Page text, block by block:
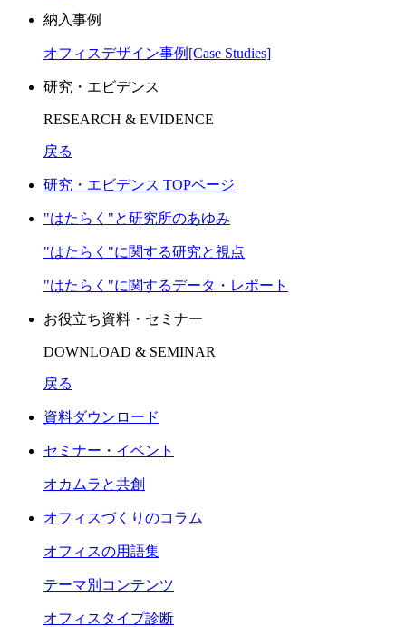
納入事例
オフィスデザイン事例[Case Studies]
研究・エビデンス
RESEARCH & EVIDENCE
戻る
研究・エビデンス TOPページ
"はたらく"と研究所のあゆみ
"はたらく"に関する研究と視点
"はたらく"に関するデータ・レポート
お役立ち資料・セミナー
DOWNLOAD & SEMINAR
戻る
資料ダウンロード
セミナー・イベント
オカムラと共創
オフィスづくりのコラム
オフィスの用語集
テーマ別コンテンツ
オフィスタイプ診断